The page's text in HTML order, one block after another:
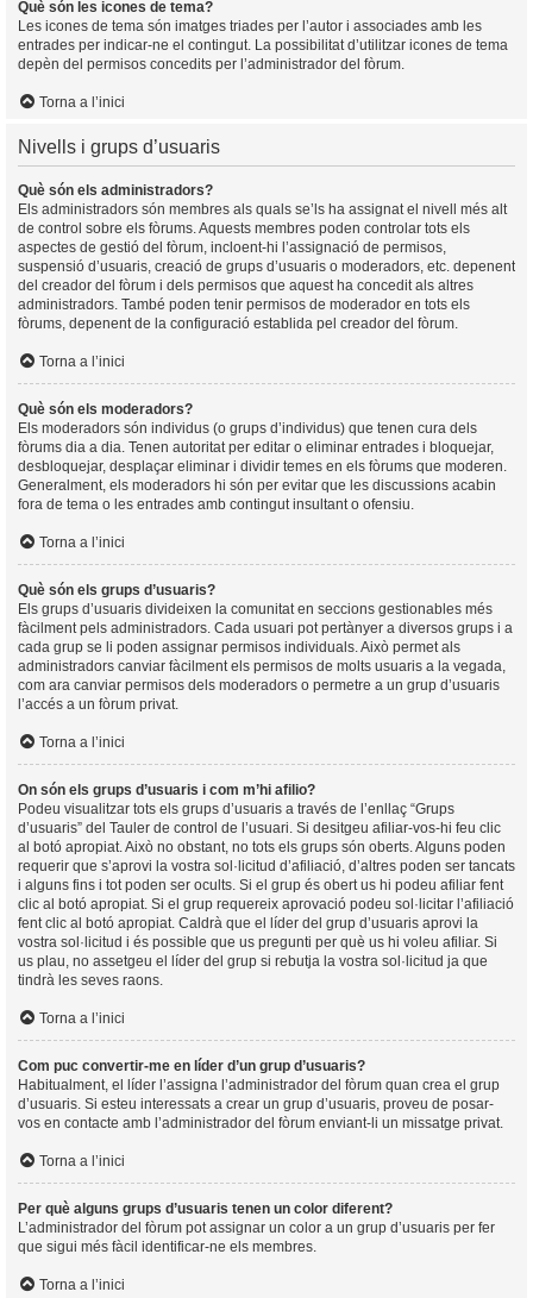
Què són les icones de tema?
Les icones de tema són imatges triades per l’autor i associades amb les
entrades per indicar-ne el contingut. La possibilitat d’utilitzar icones de tema
depèn del permisos concedits per l’administrador del fòrum.
Torna a l’inici
Nivells i grups d’usuaris
Què són els administradors?
Els administradors són membres als quals se’ls ha assignat el nivell més alt
de control sobre els fòrums. Aquests membres poden controlar tots els
aspectes de gestió del fòrum, incloent-hi l’assignació de permisos,
suspensió d’usuaris, creació de grups d’usuaris o moderadors, etc. depenent
del creador del fòrum i dels permisos que aquest ha concedit als altres
administradors. També poden tenir permisos de moderador en tots els
fòrums, depenent de la configuració establida pel creador del fòrum.
Torna a l’inici
Què són els moderadors?
Els moderadors són individus (o grups d’individus) que tenen cura dels
fòrums dia a dia. Tenen autoritat per editar o eliminar entrades i bloquejar,
desbloquejar, desplaçar eliminar i dividir temes en els fòrums que moderen.
Generalment, els moderadors hi són per evitar que les discussions acabin
fora de tema o les entrades amb contingut insultant o ofensiu.
Torna a l’inici
Què són els grups d’usuaris?
Els grups d’usuaris divideixen la comunitat en seccions gestionables més
fàcilment pels administradors. Cada usuari pot pertànyer a diversos grups i a
cada grup se li poden assignar permisos individuals. Això permet als
administradors canviar fàcilment els permisos de molts usuaris a la vegada,
com ara canviar permisos dels moderadors o permetre a un grup d’usuaris
l’accés a un fòrum privat.
Torna a l’inici
On són els grups d’usuaris i com m’hi afilio?
Podeu visualitzar tots els grups d’usuaris a través de l’enllaç “Grups
d’usuaris” del Tauler de control de l’usuari. Si desitgeu afiliar-vos-hi feu clic
al botó apropiat. Això no obstant, no tots els grups són oberts. Alguns poden
requerir que s’aprovi la vostra sol·licitud d’afiliació, d’altres poden ser tancats
i alguns fins i tot poden ser ocults. Si el grup és obert us hi podeu afiliar fent
clic al botó apropiat. Si el grup requereix aprovació podeu sol·licitar l’afiliació
fent clic al botó apropiat. Caldrà que el líder del grup d’usuaris aprovi la
vostra sol·licitud i és possible que us pregunti per què us hi voleu afiliar. Si
us plau, no assetgeu el líder del grup si rebutja la vostra sol·licitud ja que
tindrà les seves raons.
Torna a l’inici
Com puc convertir-me en líder d’un grup d’usuaris?
Habitualment, el líder l’assigna l’administrador del fòrum quan crea el grup
d’usuaris. Si esteu interessats a crear un grup d’usuaris, proveu de posar-
vos en contacte amb l’administrador del fòrum enviant-li un missatge privat.
Torna a l’inici
Per què alguns grups d’usuaris tenen un color diferent?
L’administrador del fòrum pot assignar un color a un grup d’usuaris per fer
que sigui més fàcil identificar-ne els membres.
Torna a l’inici